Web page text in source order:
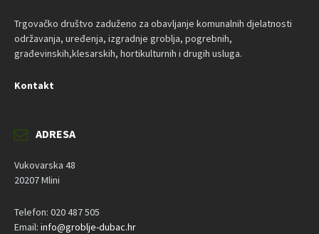
Trgovačko društvo zaduženo za obavljanje komunalnih djelatnosti
održavanja, uređenja, izgradnje groblja, pogrebnih,
građevinskih,klesarskih, hortikulturnih i drugih usluga.
Kontakt
ADRESA
Vukovarska 48
20207 Mlini
Telefon: 020 487 505
Email: info@groblje-dubac.hr